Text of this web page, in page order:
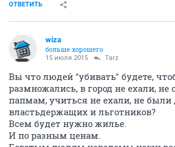
ОТВЕТИТЬ
wiza
больше хорошего
15 июля 2015 Tarz
Вы что людей "убивать" будете,
размножались, в город не ехали, не
папмам, учиться не ехали, не
властьдержащих и льготников?
Всем будет нужно жилье.
И по разным ценам.